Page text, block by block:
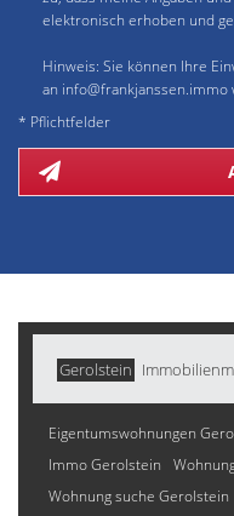
elektronisch erhoben und
Hinweis: Sie können Ihre
an
* Pflichtfelder
Gerolstein
Eigentumswohnungen
Immo Gerolstein
Wohnung suche Gerolstein